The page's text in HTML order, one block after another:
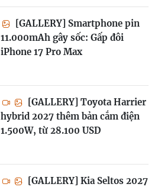
[GALLERY] Smartphone pin
11.000mAh gây sốc: Gấp đôi
iPhone 17 Pro Max
[GALLERY] Toyota Harrier
hybrid 2027 thêm bản cắm điện
1.500W, từ 28.100 USD
[GALLERY] Kia Seltos 2027